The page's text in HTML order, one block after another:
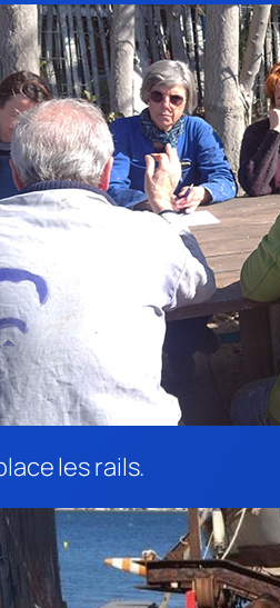
les rails.